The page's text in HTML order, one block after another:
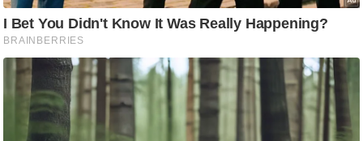
प
रा
ज
नी
ति
वि